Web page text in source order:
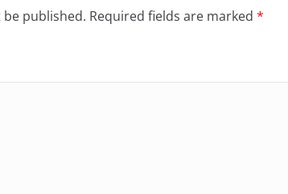
published. Required fields are marked *